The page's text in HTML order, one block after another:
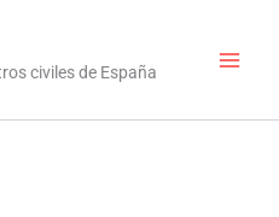
civiles de España